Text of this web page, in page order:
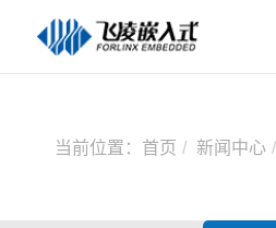
当前位置： 首页 新闻中心